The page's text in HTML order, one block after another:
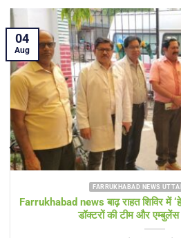
FARRUKHABAD NEWS
Farrukhabad news विकास पर
बिजली के पोल
04
Aug